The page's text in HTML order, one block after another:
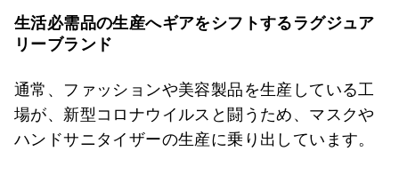
生活必需品の生産へギアをシフトするラグジュア
リーブランド
通常、ファッションや美容製品を生産している工
場が、新型コロナウイルスと闘うため、マスクや
ハンドサニタイザーの生産に乗り出しています。